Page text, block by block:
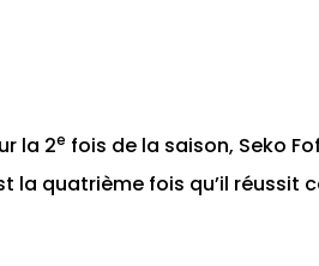
la 2e fois de la saison, Seko
la quatrième fois qu’il